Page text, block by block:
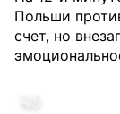
Польши
счет, но